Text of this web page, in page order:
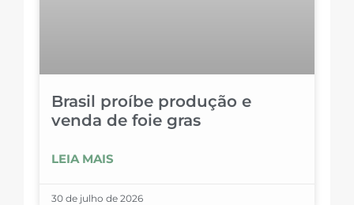
Brasil proíbe produção e
venda de foie gras
LEIA MAIS
30 de julho de 2026